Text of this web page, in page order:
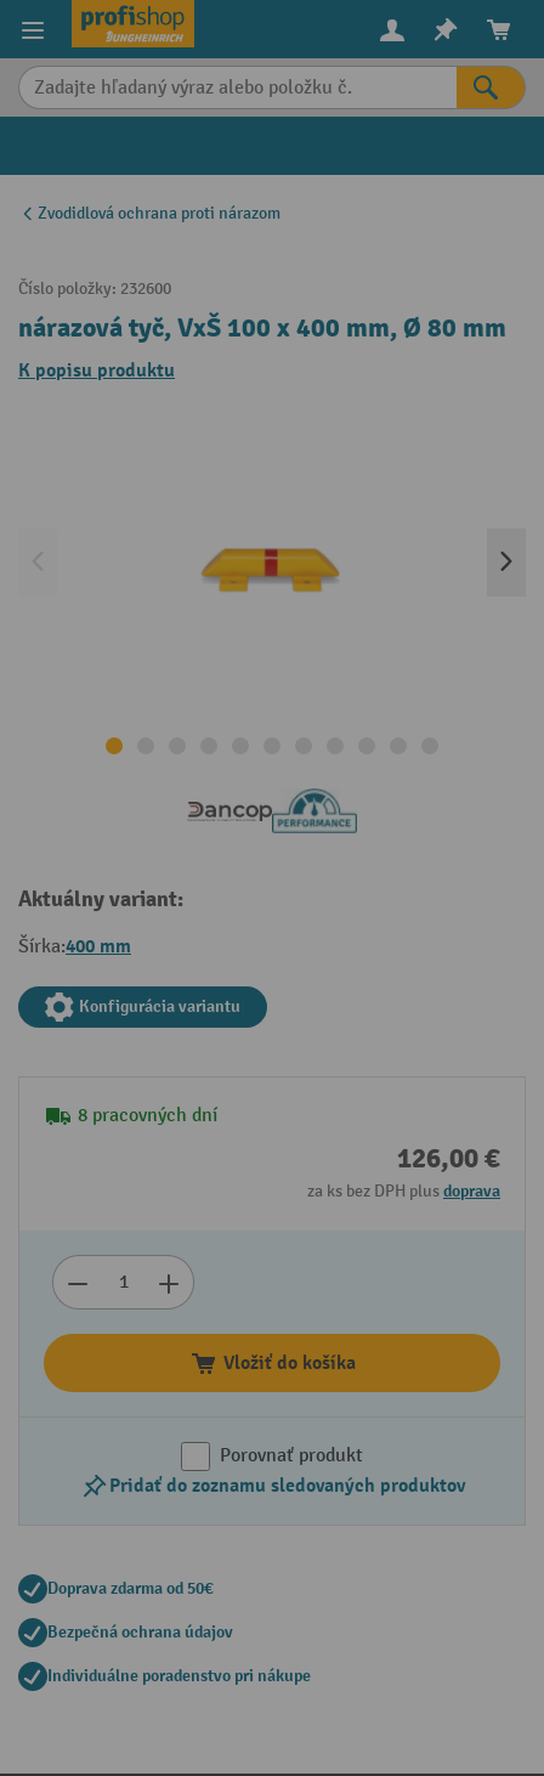
content
Zvodidlová ochrana proti nárazom
Číslo položky: 232600
nárazová tyč, VxŠ 100 x 400 mm, Ø 80 mm
K popisu produktu
Aktuálny variant:
Šírka:400 mm
Konfigurácia variantu
8 pracovných dní
126,00 €
za ks bez DPH plusdoprava
Vložiť do košíka
Porovnať produkt
Pridať do zoznamu sledovaných produktov
Doprava zdarma od 50€
Bezpečná ochrana údajov
Individuálne poradenstvo pri nákupe